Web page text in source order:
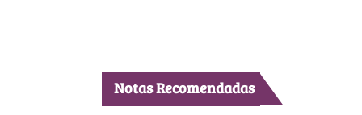
Notas Recomendadas